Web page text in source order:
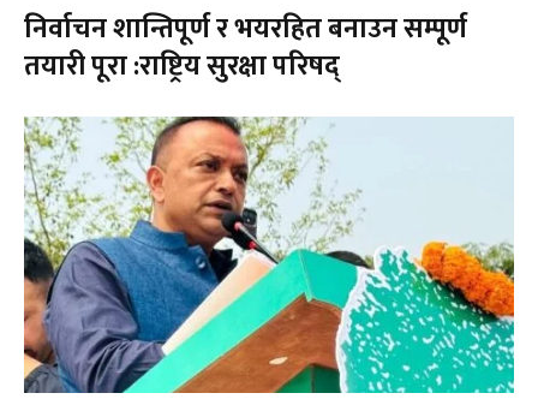
निर्वाचन शान्तिपूर्ण र भयरहित बनाउन सम्पूर्ण
तयारी पूरा :राष्ट्रिय सुरक्षा परिषद्